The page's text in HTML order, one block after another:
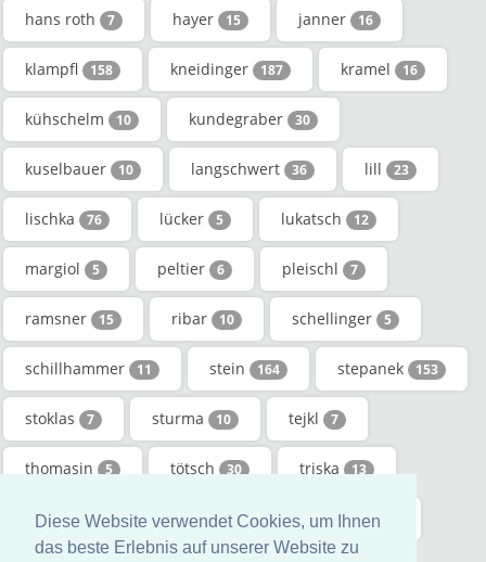
Diese Website verwendet Cookies, um Ihnen
das beste Erlebnis auf unserer Website zu
hans roth 7 hayer 15 janner 16
klampfl 158 kneidinger 187 kramel 16
kühschelm 10 kundegraber 30
kuselbauer 10 langschwert 36 lill 23
lischka 76 lücker 5 lukatsch 12
margiol 5 peltier 6 pleischl 7
ramsner 15 ribar 10 schellinger 5
schillhammer 11 stein 164 stepanek 153
stoklas 7 sturma 10 tejkl 7
thomasin 5 tötsch 30 triska 13
werschitz 9 werth 68 zambach 11